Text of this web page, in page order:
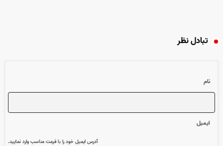
تبادل نظر
نام
ایمیل
آدرس ایمیل خود را با فرمت مناسب وارد نمایید.